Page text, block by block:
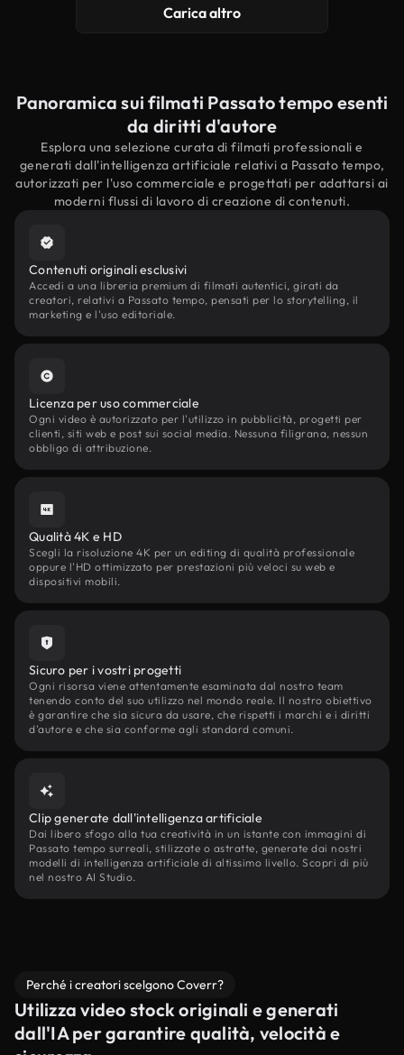
Carica altro
Panoramica sui filmati Passato tempo esenti
da diritti d'autore
Esplora una selezione curata di filmati professionali e
generati dall'intelligenza artificiale relativi a Passato tempo,
autorizzati per l'uso commerciale e progettati per adattarsi ai
moderni flussi di lavoro di creazione di contenuti.
Contenuti originali esclusivi
Accedi a una libreria premium di filmati autentici, girati da
creatori, relativi a Passato tempo, pensati per lo storytelling, il
marketing e l'uso editoriale.
Licenza per uso commerciale
Ogni video è autorizzato per l'utilizzo in pubblicità, progetti per
clienti, siti web e post sui social media. Nessuna filigrana, nessun
obbligo di attribuzione.
Qualità 4K e HD
Scegli la risoluzione 4K per un editing di qualità professionale
oppure l'HD ottimizzato per prestazioni più veloci su web e
dispositivi mobili.
Sicuro per i vostri progetti
Ogni risorsa viene attentamente esaminata dal nostro team
tenendo conto del suo utilizzo nel mondo reale. Il nostro obiettivo
è garantire che sia sicura da usare, che rispetti i marchi e i diritti
d'autore e che sia conforme agli standard comuni.
Clip generate dall'intelligenza artificiale
Dai libero sfogo alla tua creatività in un istante con immagini di
Passato tempo surreali, stilizzate o astratte, generate dai nostri
modelli di intelligenza artificiale di altissimo livello. Scopri di più
nel nostro AI Studio.
Perché i creatori scelgono Coverr?
Utilizza video stock originali e generati
dall'IA per garantire qualità, velocità e